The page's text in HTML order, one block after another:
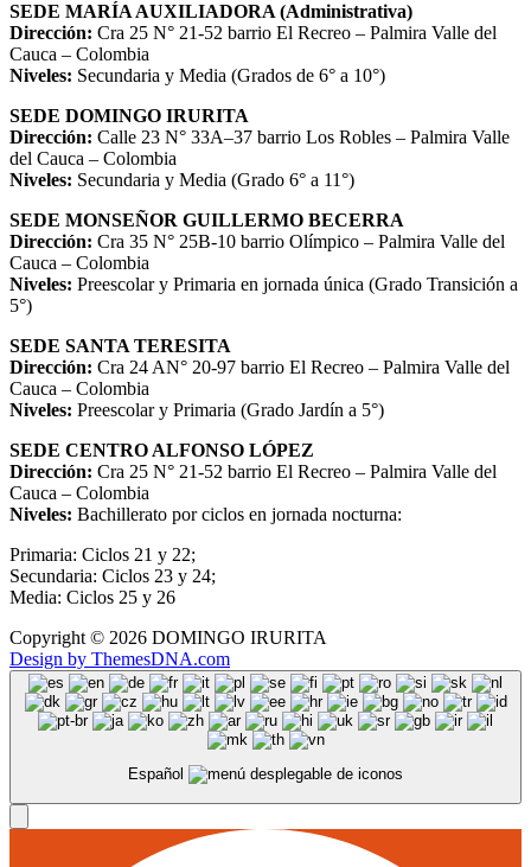
SEDE MARÍA AUXILIADORA (Administrativa)
Dirección: Cra 25 N° 21-52 barrio El Recreo – Palmira Valle del
Cauca – Colombia
Niveles: Secundaria y Media (Grados de 6° a 10°)
SEDE DOMINGO IRURITA
Dirección: Calle 23 N° 33A–37 barrio Los Robles – Palmira Valle
del Cauca – Colombia
Niveles: Secundaria y Media (Grado 6° a 11°)
SEDE MONSEÑOR GUILLERMO BECERRA
Dirección: Cra 35 N° 25B-10 barrio Olímpico – Palmira Valle del
Cauca – Colombia
Niveles: Preescolar y Primaria en jornada única (Grado Transición a
5°)
SEDE SANTA TERESITA
Dirección: Cra 24 AN° 20-97 barrio El Recreo – Palmira Valle del
Cauca – Colombia
Niveles: Preescolar y Primaria (Grado Jardín a 5°)
SEDE CENTRO ALFONSO LÓPEZ
Dirección: Cra 25 N° 21-52 barrio El Recreo – Palmira Valle del
Cauca – Colombia
Niveles: Bachillerato por ciclos en jornada nocturna:
Primaria: Ciclos 21 y 22;
Secundaria: Ciclos 23 y 24;
Media: Ciclos 25 y 26
Copyright © 2026 DOMINGO IRURITA
Design by ThemesDNA.com
Español